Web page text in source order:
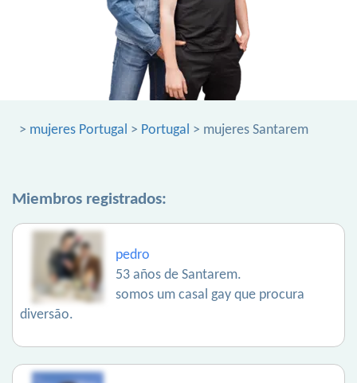
> mujeres Portugal > Portugal > mujeres Santarem
Miembros registrados:
pedro
53 años de Santarem.
somos um casal gay que procura
diversão.